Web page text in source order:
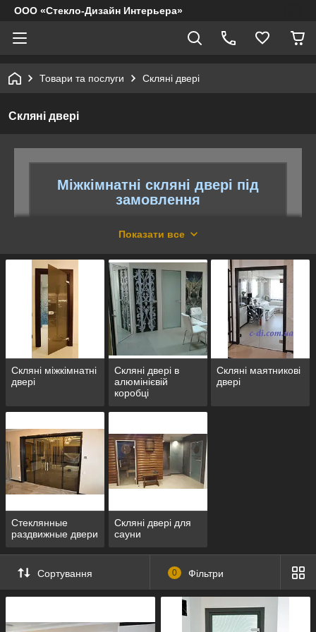
ООО «Стекло-Дизайн Интерьера»
Товари та послуги Скляні двері
Скляні двері
Міжкімнатні скляні двері під
замовлення
(загартованого) скла для квартири, офісу,
будинку. Пропонуємо маятникові,
розсувні, двостулкові скляні двері під замовлення.
Для виготовлення ми використовуємо скло та
фурнітуру відомих компаній-виробників,
відповідаємо за якість і надаємо гарантію.
Індивідуальний підхід у всьому!
Розсувні, двостулкові та маятникові
скляні двері
Скляні міжкімнатні двері
Показати все
Скляні міжкімнатні
двері
Скляні двері в
алюмінієвій
коробці
Скляні маятникові
двері
Стеклянные
раздвижные двери
Скляні двері для
сауни
Сортування 0 Фільтри